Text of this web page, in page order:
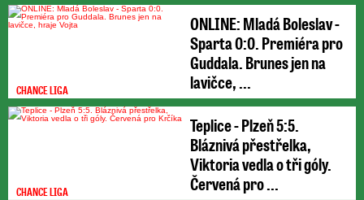
CHANCE LIGA
ONLINE: Mladá Boleslav -
Sparta 0:0. Premiéra pro
Guddala. Brunes jen na
lavičce, ...
CHANCE LIGA
Teplice - Plzeň 5:5.
Bláznivá přestřelka,
Viktoria vedla o tři góly.
Červená pro ...